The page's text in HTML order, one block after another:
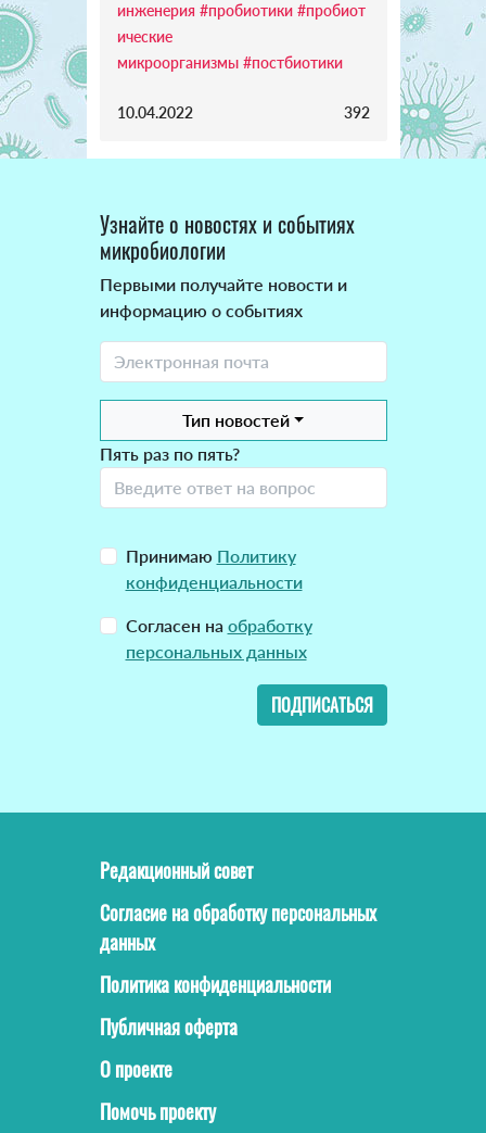
инженерия #пробиотики #пробиот
ические
микроорганизмы #постбиотики
10.04.2022 392
Узнайте о новостях и событиях
микробиологии
Первыми получайте новости и
информацию о событиях
Тип новостей
Пять раз по пять?
Принимаю Политику
конфиденциальности
Согласен на обработку
персональных данных
ПОДПИСАТЬСЯ
Редакционный совет
Согласие на обработку персональных
данных
Политика конфиденциальности
Публичная оферта
О проекте
Помочь проекту